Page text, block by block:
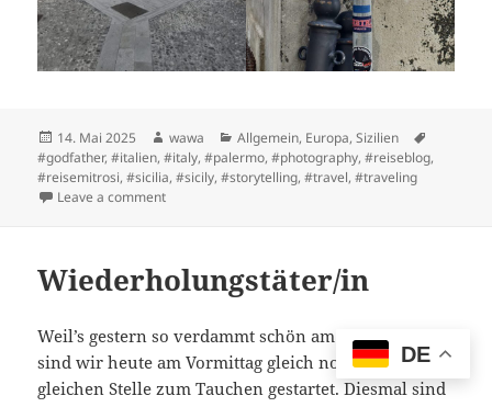
Posted
on
14. Mai 2025 Author
wawa Categories
Allgemein, Europa,Sizilien
#godfather,#italien,#italy,#palermo,#photography,#reiseblog,
#reisemitrosi,#sicilia,#sicily,#storytelling,#travel,#traveling
Leave a commenton Auf den Spuren von „Der Pate“
Wiederholungstäter/in
Weil’s gestern so verdammt schön am Hausriff war,
sind wir heute am Vormittag gleich nochmals an der
gleichen Stelle zum Tauchen gestartet. Diesmal sind
DE